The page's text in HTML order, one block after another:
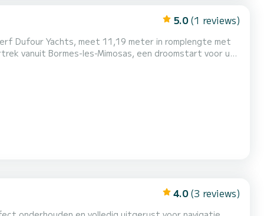
5.0 (1 reviews)
Dufour Yachts, meet 11,19 meter in romplengte met
4.0 (3 reviews)